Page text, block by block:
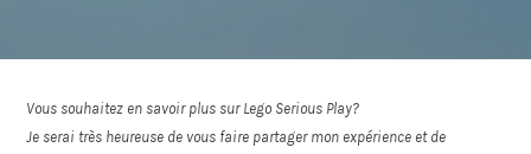
Vous souhaitez en savoir plus sur Lego Serious Play?
Je serai très heureuse de vous faire partager mon expérience et de